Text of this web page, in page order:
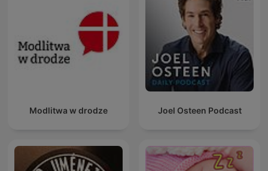
Modlitwa w drodze Joel Osteen Podcast